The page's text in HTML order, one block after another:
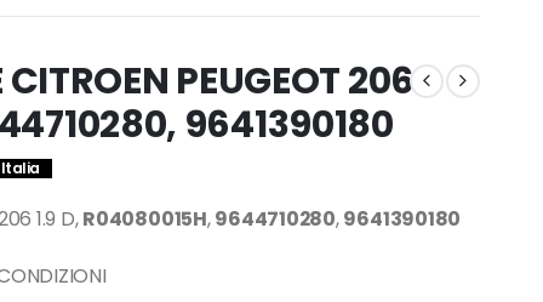
PEUGEOT 206
9641390180
1.9 D,R04080015H,9644710280,9641390180